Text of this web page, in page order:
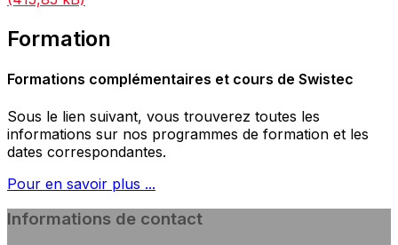
Formation
Formations complémentaires et cours de Swistec
Sous le lien suivant, vous trouverez toutes les
informations sur nos programmes de formation et les
dates correspondantes.
Pour en savoir plus ...
Informations de contact